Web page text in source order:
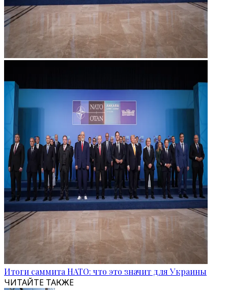
Итоги саммита НАТО: что это значит для Украины
ЧИТАЙТЕ ТАКЖЕ